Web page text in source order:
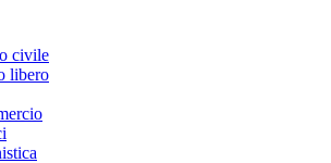
civile
libero